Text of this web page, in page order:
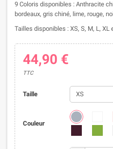
9 Coloris disponibles : Anthracite
bordeaux, gris chiné, lime, rouge,
Tailles disponibles : XS, S, M, L, XL
44,90 €
TTC
Taille
Couleur